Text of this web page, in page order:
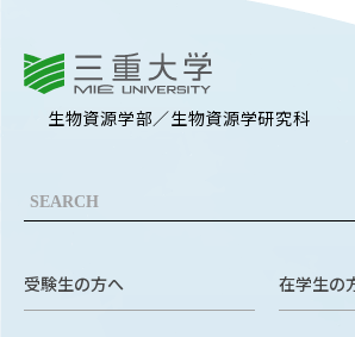
生物資源学部／生物資源学研究科
受験生の方へ 在学生の